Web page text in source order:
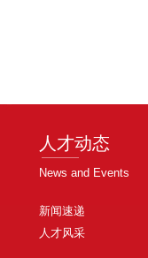
人才动态
News and Events
新闻速递
人才风采